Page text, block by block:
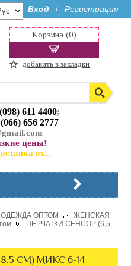
Вход / Регистрация
(098) 611 4400;
(066) 656 2777
цены!
от...
Корзина (0)
добавить в закладки
ОПТОМ
ЖЕНСКАЯ
ПЕРЧАТКИ СЕНСОР (6,5-
СМ) МИКС 6-14